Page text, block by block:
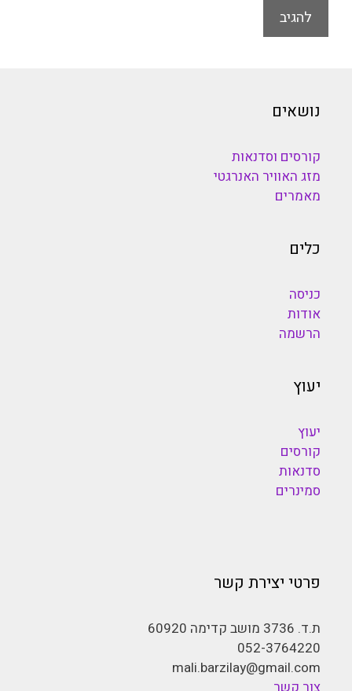
נושאים
קורסים וסדנאות
מזג האוויר האנרגטי
מאמרים
כלים
כניסה
אודות
הרשמה
יעוץ
יעוץ
קורסים
סדנאות
סמינרים
פרטי יצירת קשר
ת.ד. 3736 מושב קדימה 60920
052-3764220
mali.barzilay@gmail.com